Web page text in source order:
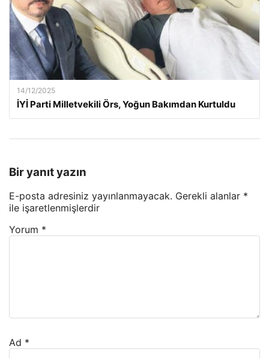
14/12/2025
İYİ Parti Milletvekili Örs, Yoğun Bakımdan Kurtuldu
Bir yanıt yazın
E-posta adresiniz yayınlanmayacak. Gerekli alanlar *
ile işaretlenmişlerdir
Yorum *
Ad *